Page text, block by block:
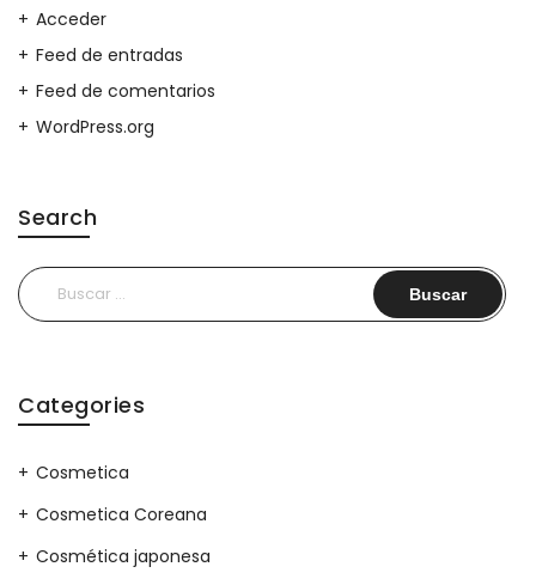
Acceder
Feed de entradas
Feed de comentarios
WordPress.org
Search
Buscar:
Categories
Cosmetica
Cosmetica Coreana
Cosmética japonesa